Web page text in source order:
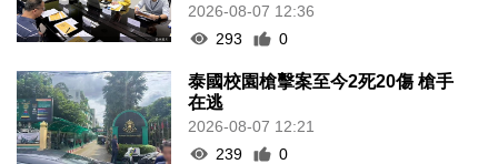
2026-08-07 12:36
293
0
泰國校園槍擊案至今2死20傷 槍手
在逃
2026-08-07 12:21
239
0